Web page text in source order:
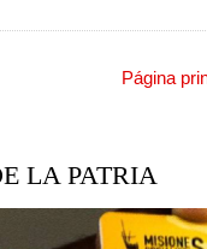
Página
LA PATRIA